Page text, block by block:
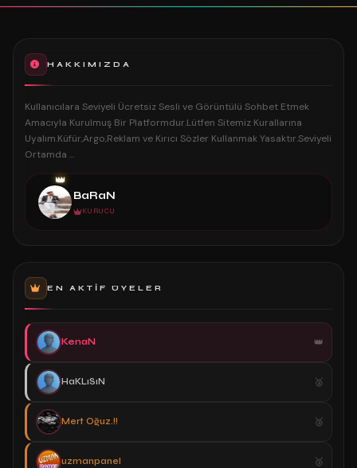
HAKKIMIZDA
Kullanıcılara Seviyeli Ücretsiz Sesli ve Görüntülü Sohbet Etmek
Amacıyla Kurulmuş Bir Platformdur.Lütfen Sitemiz Kurallarına
Uyalım.Küfür,Argo,Reklam ve Kırıcı Sözler Kullanmak Yasaktır.Seviyeli
Ortamda ...
👑
BaRaN
KURUCU
EN AKTIF ÜYELER
KenaN
HaKLıSıN
Mert Oğuz.!!
uzmanpanel